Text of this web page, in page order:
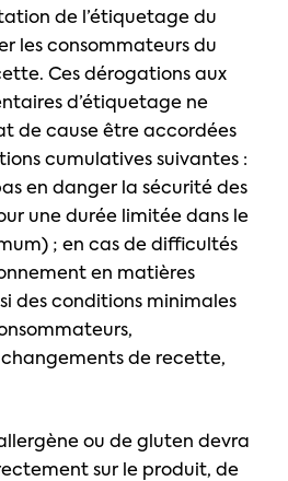
de l’étiquetage du
les consommateurs du
Ces dérogations aux
d’étiquetage ne
de cause être accordées
cumulatives suivantes :
en danger la sécurité des
une durée limitée dans le
; en cas de difficultés
en matières
des conditions minimales
de recette,
ou de gluten devra
sur le produit, de